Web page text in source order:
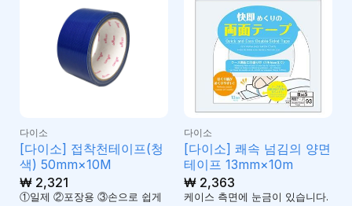
다이소
[다이소] 접착천테이프(청
색) 50mm×10M
₩2,321
①일제 ②포장용 ③손으로 쉽게
다이소
[다이소] 쾌속 넘김의 양면
테이프 13mm×10m
₩2,363
케이스 측면에 눈금이 있습니다.